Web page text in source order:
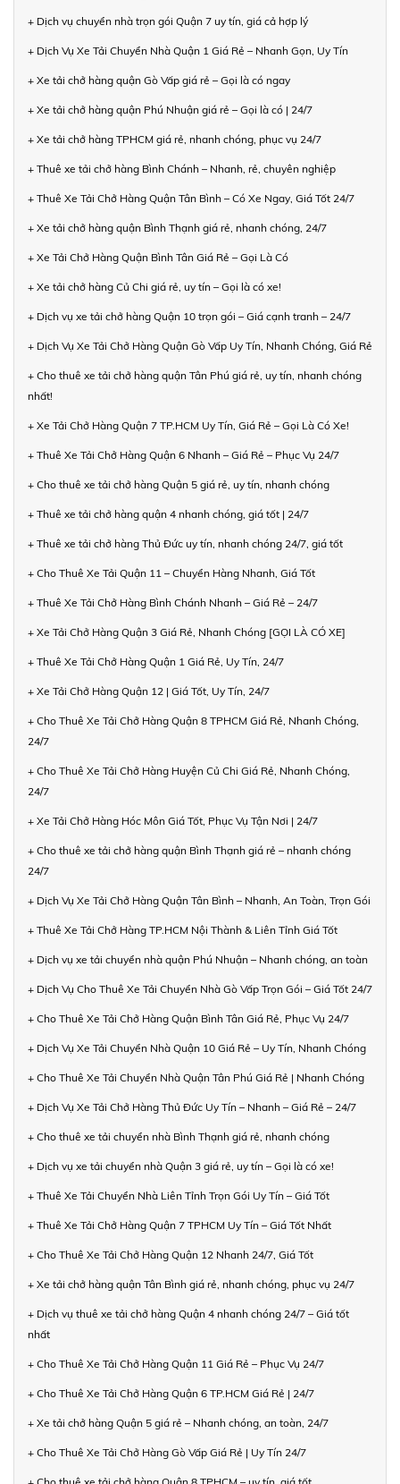
+ Dịch vụ chuyển nhà trọn gói Quận 7 uy tín, giá cả hợp lý
+ Dịch Vụ Xe Tải Chuyển Nhà Quận 1 Giá Rẻ – Nhanh Gọn, Uy Tín
+ Xe tải chở hàng quận Gò Vấp giá rẻ – Gọi là có ngay
+ Xe tải chở hàng quận Phú Nhuận giá rẻ – Gọi là có | 24/7
+ Xe tải chở hàng TPHCM giá rẻ, nhanh chóng, phục vụ 24/7
+ Thuê xe tải chở hàng Bình Chánh – Nhanh, rẻ, chuyên nghiệp
+ Thuê Xe Tải Chở Hàng Quận Tân Bình – Có Xe Ngay, Giá Tốt 24/7
+ Xe tải chở hàng quận Bình Thạnh giá rẻ, nhanh chóng, 24/7
+ Xe Tải Chở Hàng Quận Bình Tân Giá Rẻ – Gọi Là Có
+ Xe tải chở hàng Củ Chi giá rẻ, uy tín – Gọi là có xe!
+ Dịch vụ xe tải chở hàng Quận 10 trọn gói – Giá cạnh tranh – 24/7
+ Dịch Vụ Xe Tải Chở Hàng Quận Gò Vấp Uy Tín, Nhanh Chóng, Giá Rẻ
+ Cho thuê xe tải chở hàng quận Tân Phú giá rẻ, uy tín, nhanh chóng
nhất!
+ Xe Tải Chở Hàng Quận 7 TP.HCM Uy Tín, Giá Rẻ – Gọi Là Có Xe!
+ Thuê Xe Tải Chở Hàng Quận 6 Nhanh – Giá Rẻ – Phục Vụ 24/7
+ Cho thuê xe tải chở hàng Quận 5 giá rẻ, uy tín, nhanh chóng
+ Thuê xe tải chở hàng quận 4 nhanh chóng, giá tốt | 24/7
+ Thuê xe tải chở hàng Thủ Đức uy tín, nhanh chóng 24/7, giá tốt
+ Cho Thuê Xe Tải Quận 11 – Chuyển Hàng Nhanh, Giá Tốt
+ Thuê Xe Tải Chở Hàng Bình Chánh Nhanh – Giá Rẻ – 24/7
+ Xe Tải Chở Hàng Quận 3 Giá Rẻ, Nhanh Chóng [GỌI LÀ CÓ XE]
+ Thuê Xe Tải Chở Hàng Quận 1 Giá Rẻ, Uy Tín, 24/7
+ Xe Tải Chở Hàng Quận 12 | Giá Tốt, Uy Tín, 24/7
+ Cho Thuê Xe Tải Chở Hàng Quận 8 TPHCM Giá Rẻ, Nhanh Chóng,
24/7
+ Cho Thuê Xe Tải Chở Hàng Huyện Củ Chi Giá Rẻ, Nhanh Chóng,
24/7
+ Xe Tải Chở Hàng Hóc Môn Giá Tốt, Phục Vụ Tận Nơi | 24/7
+ Cho thuê xe tải chở hàng quận Bình Thạnh giá rẻ – nhanh chóng
24/7
+ Dịch Vụ Xe Tải Chở Hàng Quận Tân Bình – Nhanh, An Toàn, Trọn Gói
+ Thuê Xe Tải Chở Hàng TP.HCM Nội Thành & Liên Tỉnh Giá Tốt
+ Dịch vụ xe tải chuyển nhà quận Phú Nhuận – Nhanh chóng, an toàn
+ Dịch Vụ Cho Thuê Xe Tải Chuyển Nhà Gò Vấp Trọn Gói – Giá Tốt 24/7
+ Cho Thuê Xe Tải Chở Hàng Quận Bình Tân Giá Rẻ, Phục Vụ 24/7
+ Dịch Vụ Xe Tải Chuyển Nhà Quận 10 Giá Rẻ – Uy Tín, Nhanh Chóng
+ Cho Thuê Xe Tải Chuyển Nhà Quận Tân Phú Giá Rẻ | Nhanh Chóng
+ Dịch Vụ Xe Tải Chở Hàng Thủ Đức Uy Tín – Nhanh – Giá Rẻ – 24/7
+ Cho thuê xe tải chuyển nhà Bình Thạnh giá rẻ, nhanh chóng
+ Dịch vụ xe tải chuyển nhà Quận 3 giá rẻ, uy tín – Gọi là có xe!
+ Thuê Xe Tải Chuyển Nhà Liên Tỉnh Trọn Gói Uy Tín – Giá Tốt
+ Thuê Xe Tải Chở Hàng Quận 7 TPHCM Uy Tín – Giá Tốt Nhất
+ Cho Thuê Xe Tải Chở Hàng Quận 12 Nhanh 24/7, Giá Tốt
+ Xe tải chở hàng quận Tân Bình giá rẻ, nhanh chóng, phục vụ 24/7
+ Dịch vụ thuê xe tải chở hàng Quận 4 nhanh chóng 24/7 – Giá tốt
nhất
+ Cho Thuê Xe Tải Chở Hàng Quận 11 Giá Rẻ – Phục Vụ 24/7
+ Cho Thuê Xe Tải Chở Hàng Quận 6 TP.HCM Giá Rẻ | 24/7
+ Xe tải chở hàng Quận 5 giá rẻ – Nhanh chóng, an toàn, 24/7
+ Cho Thuê Xe Tải Chở Hàng Gò Vấp Giá Rẻ | Uy Tín 24/7